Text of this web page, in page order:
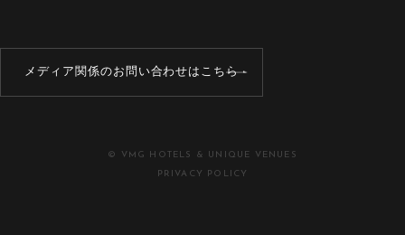
メディア関係のお問い合わせはこちら
© VMG HOTELS & UNIQUE VENUES
PRIVACY POLICY